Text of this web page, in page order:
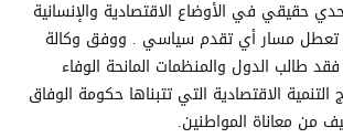
حقيقي في الأوضاع الاقتصادية والإنسانية
تعطل مسار أي تقدم سياسي . ووفق وكالة
فقد طالب الدول والمنظمات المانحة الوفاء
التنمية الاقتصادية التي تتبناها حكومة الوفاق
من معاناة المواطنين.